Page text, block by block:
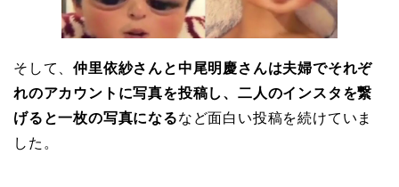
そして、仲里依紗さんと中尾明慶さんは夫婦でそれぞ
れのアカウントに写真を投稿し、 二人のインスタを繋
げると一枚の写真になるなど面白い投稿を続けていま
した。